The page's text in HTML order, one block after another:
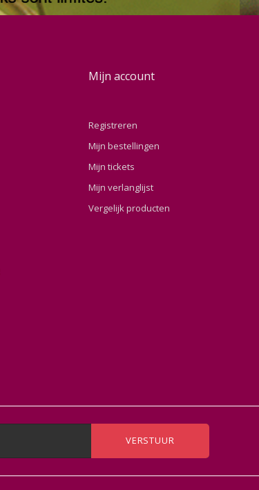
Mijn account
Registreren
Mijn bestellingen
Mijn tickets
Mijn verlanglijst
Vergelijk producten
VERSTUUR